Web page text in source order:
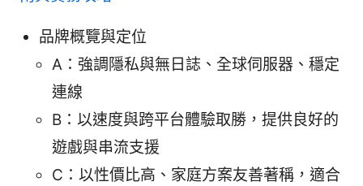
品牌概覽與定位
A：強調隱私與無日誌、全球伺服器、穩定
連線
B：以速度與跨平台體驗取勝，提供良好的
遊戲與串流支援
C：以性價比高、家庭方案友善著稱，適合